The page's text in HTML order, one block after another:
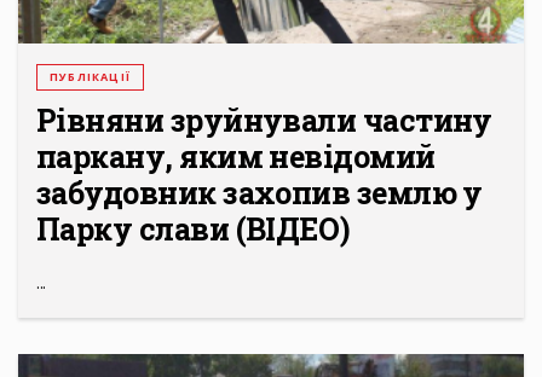
ПУБЛІКАЦІЇ
Рівняни зруйнували частину
паркану, яким невідомий
забудовник захопив землю у
Парку слави (ВІДЕО)
...